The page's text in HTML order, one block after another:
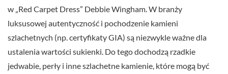
w „Red Carpet Dress” Debbie Wingham. W branży
luksusowej autentyczność i pochodzenie kamieni
szlachetnych (np. certyfikaty GIA) są niezwykle ważne dla
ustalenia wartości sukienki. Do tego dochodzą rzadkie
jedwabie, perły i inne szlachetne kamienie, które mogą być